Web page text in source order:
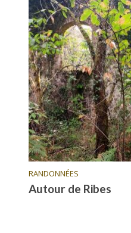
RANDONNÉES
Autour de Ribes